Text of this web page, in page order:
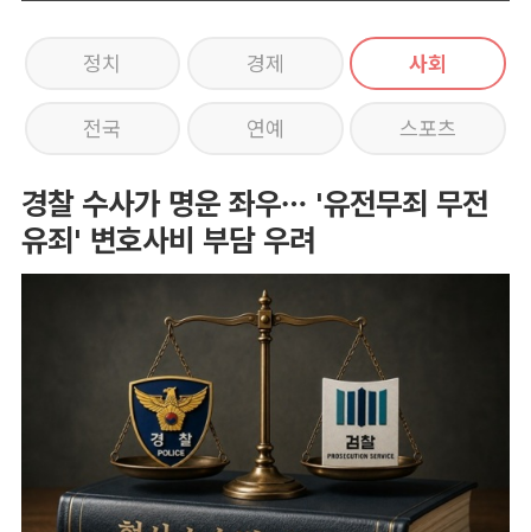
정치 경제 사회
전국 연예 스포츠
경찰 수사가 명운 좌우… '유전무죄 무전
유죄' 변호사비 부담 우려